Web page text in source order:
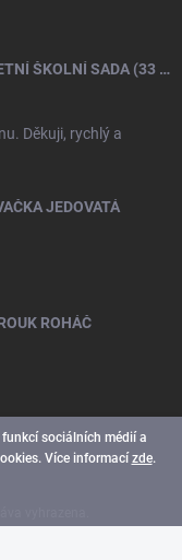
sociálních médií a
Více informacízde.
INSECT LORE MOTÝLÍ ZAHRÁDKA KOMPLETNÍ ŠKOLNÍ SADA (33 HOUSENEK)
Děkuji, rychlý a
JEDOVATÁ
ROHÁČ
vyhrazena.